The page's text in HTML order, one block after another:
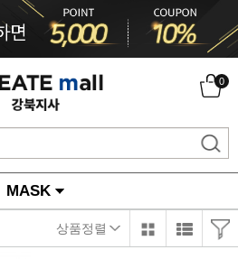
0
MASK
상품정렬